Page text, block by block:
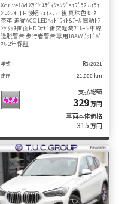
Xdrive18d Xﾗｲﾝ ｴﾃﾞｨｼｮﾝｼﾞｮｲﾌﾟﾗｽ ﾊｲﾗｲ
ﾝ ｺﾝﾌｫｰﾄP 後期 ﾌｪｲｽﾘﾌﾄ後 真珠色 ﾋｰﾀｰ
茶革 追従ACC LEDﾍｯﾄﾞﾗｲﾄ&ﾃｰﾙ 電動ﾄﾗ
ﾝｸ ﾀｯﾁ画面HDDﾅﾋﾞ衝突軽減ﾌﾞﾚｰｷ 車線
逸脱警告 歩行者警告 専用18AW ｳｯﾄﾞﾊﾟ
ﾈﾙ 2年保証
年式：
R3/2021
走行：
21,000 km
支払総額
329万円
車両本体価格
315 万円